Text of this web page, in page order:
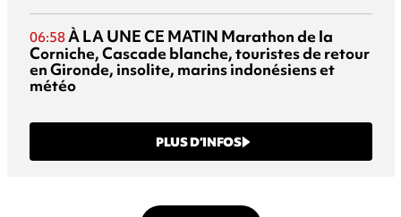
06:58À LA UNE CE MATIN Marathon de la
Corniche, Cascade blanche, touristes de retour
en Gironde, insolite, marins indonésiens et
météo
PLUS D’INFOS